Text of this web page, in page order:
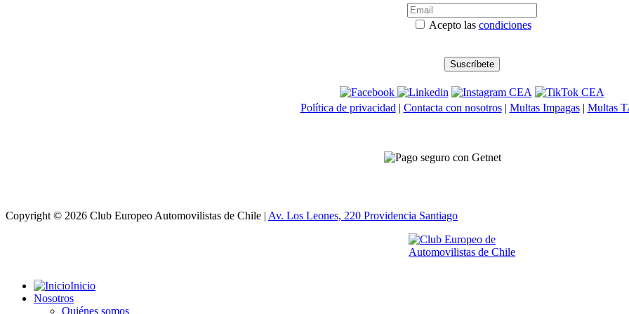
Acepto las condiciones
Política de privacidad | Contacta con nosotros| Multas Impagas| Multas
Copyright © 2026 Club Europeo Automovilistas de Chile | Av. Los Leones, 220 Providencia Santiago
Inicio
Nosotros
Quiénes somos